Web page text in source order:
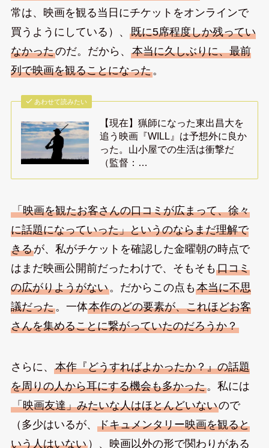
常は、映画を観る当日にチケットをオンラインで
買うようにしている）、 既に5席程度しか残ってい
なかったのだ。だから、 本当に久しぶりに、最前
列で映画を観ることになった。
あわせて読みたい
【現在】猟師になった東出昌大を
追う映画『WILL』は予想外に良か
った。山小屋での生活は衝撃だ
（監督：…
「映画を観たお客さんの口コミが広まって、徐々
に話題になっていった」というのならまだ理解で
きるが、私がチケットを確認した金曜朝の時点で
はまだ映画公開前だったわけで、そもそも口コミ
の広がりようがない。だからこの点も本当に不思
議だった。一体本作のどの要素が、これほどお客
さんを集めることに繋がっていたのだろうか？
さらに、 本作『どうすればよかったか？』の話題
を周りの人から耳にする機会も多かった。私には
「映画友達」みたいな人はほとんどいないので
（多少はいるが、 ドキュメンタリー映画を観ると
いう人はいない）、映画以外の形で関わりがある